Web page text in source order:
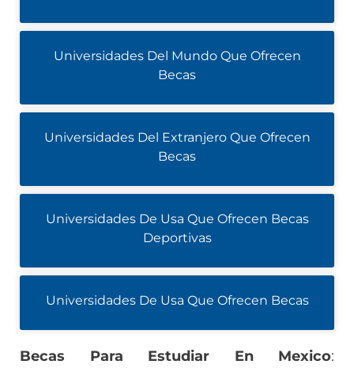
Universidades Del Mundo Que Ofrecen
Becas
Universidades Del Extranjero Que Ofrecen
Becas
Universidades De Usa Que Ofrecen Becas
Deportivas
Universidades De Usa Que Ofrecen Becas
Becas Para Estudiar En Mexico: